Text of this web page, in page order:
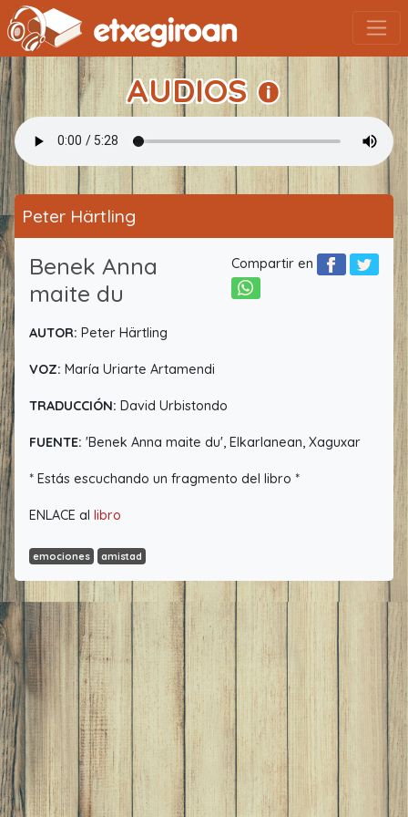
AUDIOS
Peter Härtling
Compartir en
Benek Anna
maite du
AUTOR: Peter Härtling
VOZ: María Uriarte Artamendi
TRADUCCIÓN: David Urbistondo
FUENTE: 'Benek Anna maite du', Elkarlanean, Xaguxar
* Estás escuchando un fragmento del libro *
ENLACE al libro
emociones amistad